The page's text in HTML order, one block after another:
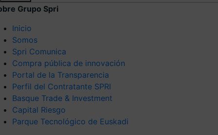
Grupo Spri
Inicio
Somos
Spri Comunica
Compra pública de innovación
Portal de la Transparencia
Perfil del Contratante SPRI
Basque Trade & Investment
Capital Riesgo
Parque Tecnológico de Euskadi